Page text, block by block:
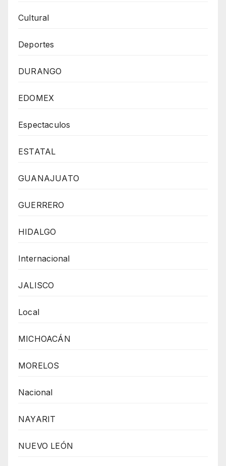
Cultural
Deportes
DURANGO
EDOMEX
Espectaculos
ESTATAL
GUANAJUATO
GUERRERO
HIDALGO
Internacional
JALISCO
Local
MICHOACÁN
MORELOS
Nacional
NAYARIT
NUEVO LEÓN